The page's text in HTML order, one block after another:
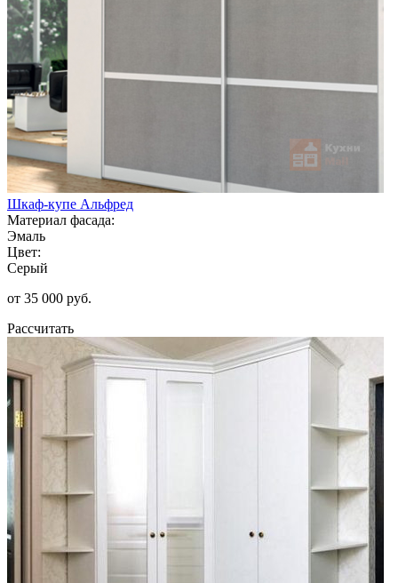
Шкаф-купе Альфред
Материал фасада:
Эмаль
Цвет:
Серый
от 35 000 руб.
Рассчитать